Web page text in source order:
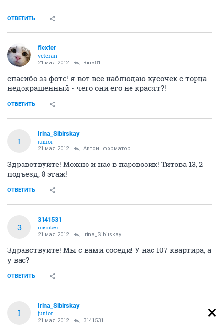
ОТВЕТИТЬ
flexter
veteran
21 мая 2012 Rina81
спасибо за фото! я вот все наблюдаю кусочек с торца
недокрашенный - чего они его не красят?!
ОТВЕТИТЬ
I
Irina_Sibirskay
junior
21 мая 2012 Автоинформатор
Здравствуйте! Можно и нас в паровозик! Титова 13, 2
подъезд, 8 этаж!
ОТВЕТИТЬ
3
3141531
member
21 мая 2012 Irina_Sibirskay
Здравствуйте! Мы с вами соседи! У нас 107 квартира, а
у вас?
ОТВЕТИТЬ
I
Irina_Sibirskay
junior
21 мая 2012 3141531